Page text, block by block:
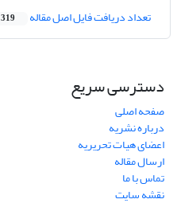
تعداد دریافت فایل اصل مقاله 319
دسترسی سریع
صفحه اصلی
درباره نشریه
اعضای هیات تحریریه
ارسال مقاله
تماس با ما
نقشه سایت